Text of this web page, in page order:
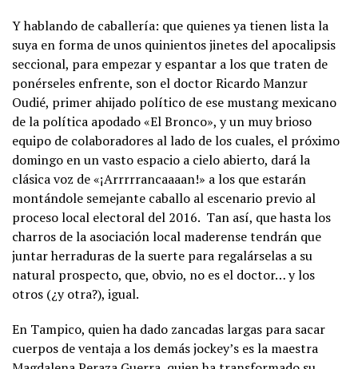
Y hablando de caballería: que quienes ya tienen lista la
suya en forma de unos quinientos jinetes del apocalipsis
seccional, para empezar y espantar a los que traten de
ponérseles enfrente, son el doctor Ricardo Manzur
Oudié, primer ahijado político de ese mustang mexicano
de la política apodado «El Bronco», y un muy brioso
equipo de colaboradores al lado de los cuales, el próximo
domingo en un vasto espacio a cielo abierto, dará la
clásica voz de «¡Arrrrrancaaaan!» a los que estarán
montándole semejante caballo al escenario previo al
proceso local electoral del 2016. Tan así, que hasta los
charros de la asociación local maderense tendrán que
juntar herraduras de la suerte para regalárselas a su
natural prospecto, que, obvio, no es el doctor… y los
otros (¿y otra?), igual.
En Tampico, quien ha dado zancadas largas para sacar
cuerpos de ventaja a los demás jockey’s es la maestra